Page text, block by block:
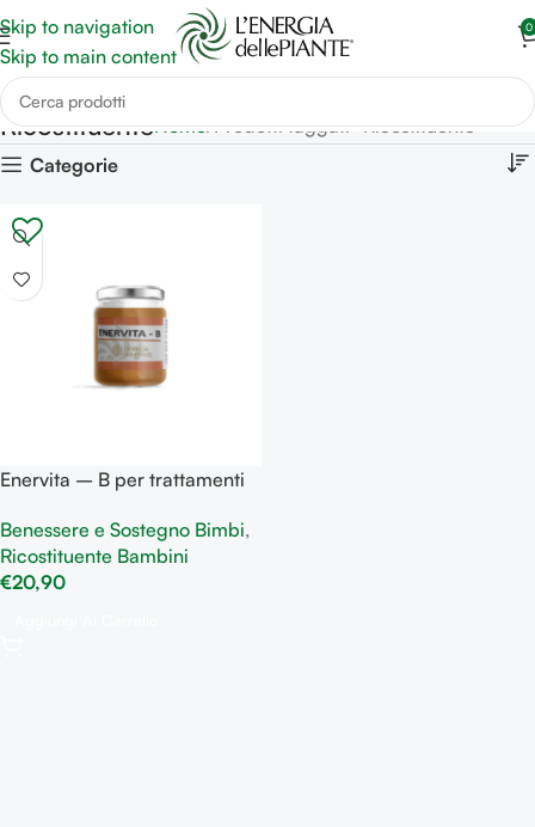
Skip to navigation
Skip to main content
0
RicostituenteHome Prodotti taggati “Ricostituente”
Categorie
Enervita – B per trattamenti
antibiotici, Recupero peso e
Ripristino del normale
appetito
Benessere e Sostegno Bimbi,
Ricostituente Bambini
€20,90